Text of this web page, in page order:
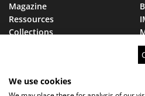
Magazine
Ressources
Collections
We use cookies